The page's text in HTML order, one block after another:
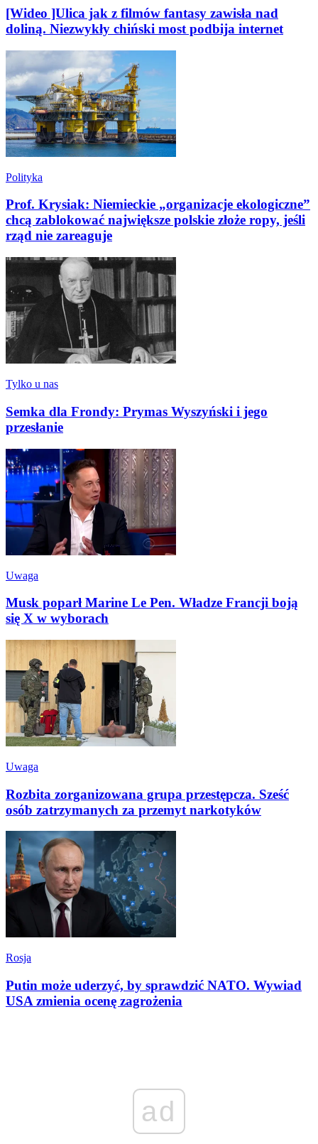
[Wideo ]Ulica jak z filmów fantasy zawisła nad
doliną. Niezwykły chiński most podbija internet
Polityka
Prof. Krysiak: Niemieckie „organizacje ekologiczne”
chcą zablokować największe polskie złoże ropy, jeśli
rząd nie zareaguje
Tylko u nas
Semka dla Frondy: Prymas Wyszyński i jego
przesłanie
Uwaga
Musk poparł Marine Le Pen. Władze Francji boją
się X w wyborach
Uwaga
Rozbita zorganizowana grupa przestępcza. Sześć
osób zatrzymanych za przemyt narkotyków
Rosja
Putin może uderzyć, by sprawdzić NATO. Wywiad
USA zmienia ocenę zagrożenia
ad